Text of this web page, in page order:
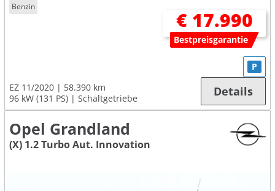
Benzin
€ 17.990
Bestpreisgarantie
EZ 11/2020
58.390 km
96 kW (131 PS)
Schaltgetriebe
P
Details
Opel Grandland
(X) 1.2 Turbo Aut. Innovation